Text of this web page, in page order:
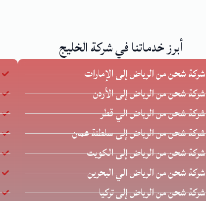
أبرز خدماتنا في شركة الخليج
شركة شحن من الرياض إلى الإمارات
شركة شحن من الرياض إلى الأردن
شركة شحن من الرياض الي قطر
شركة شحن من الرياض إلى سلطنة عمان
شركة شحن من الرياض إلى الكويت
شركة شحن من الرياض الي البحرين
شركة شحن من الرياض إلى تركيا